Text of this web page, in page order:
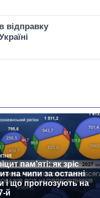
відправку
пам’яті: як зріс
на чипи за останні
і що прогнозують на
й